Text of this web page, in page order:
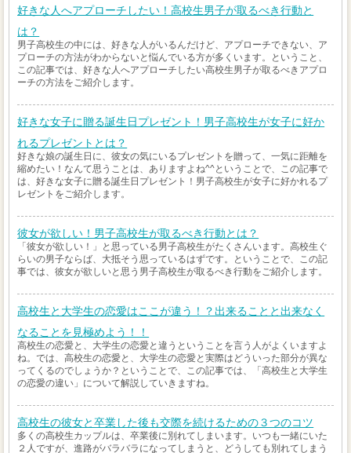
好きな人へアプローチしたい！高校生男子が取るべき行動と
は？
男子高校生の中には、好きな人がいるんだけど、アプローチできない、ア
プローチの方法がわからないと悩んでいる方が多くいます。ということ、
この記事では、好きな人へアプローチしたい高校生男子が取るべきアプロ
ーチの方法をご紹介します。
好きな女子に贈る誕生日プレゼント！男子高校生が女子に好か
れるプレゼントとは？
好きな娘の誕生日に、彼女の気にいるプレゼントを贈って、一気に距離を
縮めたい！なんて思うことは、ありますよね^^ということで、この記事で
は、好きな女子に贈る誕生日プレゼント！男子高校生が女子に好かれるプ
レゼントをご紹介します。
彼女が欲しい！男子高校生が取るべき行動とは？
「彼女が欲しい！」と思っている男子高校生がたくさんいます。高校生ぐ
らいの男子ならば、大抵そう思っているはずです。ということで、この記
事では、彼女が欲しいと思う男子高校生が取るべき行動をご紹介します。
高校生と大学生の恋愛はここが違う！？出来ることと出来なく
なることを見極めよう！！
高校生の恋愛と、大学生の恋愛と違うということを言う人がよくいますよ
ね。では、高校生の恋愛と、大学生の恋愛と実際はどういった部分が異な
ってくるのでしょうか？ということで、この記事では、「高校生と大学生
の恋愛の違い」について解説していきますね。
高校生の彼女と卒業した後も交際を続けるための３つのコツ
多くの高校生カップルは、卒業後に別れてしまいます。いつも一緒にいた
２人ですが、進路がバラバラになってしまうと、どうしても別れてしまう